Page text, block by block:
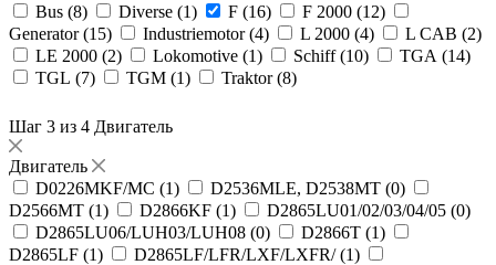
Bus (8) Diverse (1) F (16) F 2000 (12)
Generator (15) Industriemotor (4) L 2000 (4) L CAB (2)
LE 2000 (2) Lokomotive (1) Schiff (10) TGA (14)
TGL (7) TGM (1) Traktor (8)
Шаг 3 из 4 Двигатель
Двигатель
D0226MKF/MC (1) D2536MLE, D2538MT (0)
D2566MT (1) D2866KF (1) D2865LU01/02/03/04/05 (0)
D2865LU06/LUH03/LUH08 (0) D2866T (1)
D2865LF (1) D2865LF/LFR/LXF/LXFR/ (1)